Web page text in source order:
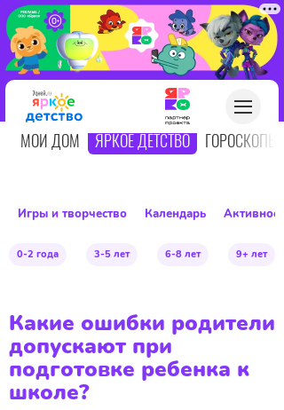
МОЙ ДОМ ЯРКОЕ ДЕТСТВО ГОРОСКОПЫ
Игры и творчество Календарь Активное
0-2 года 3-5 лет 6-8 лет 9+ лет
Какие ошибки родители
допускают при
подготовке ребенка к
школе?